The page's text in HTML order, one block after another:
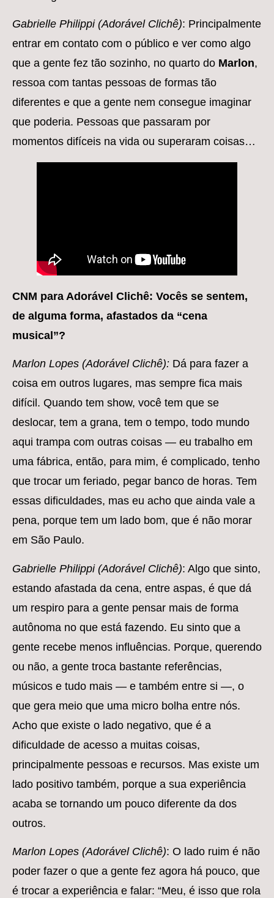
Gabrielle Philippi (Adorável Clichê): Principalmente
entrar em contato com o público e ver como algo
que a gente fez tão sozinho, no quarto do Marlon,
ressoa com tantas pessoas de formas tão
diferentes e que a gente nem consegue imaginar
que poderia. Pessoas que passaram por
momentos difíceis na vida ou superaram coisas…
­CNM para Adorável Clichê: Vocês se sentem,
de alguma forma, afastados da “cena
musical”?
Marlon Lopes (Adorável Clichê): Dá para fazer a
coisa em outros lugares, mas sempre fica mais
difícil. Quando tem show, você tem que se
deslocar, tem a grana, tem o tempo, todo mundo
aqui trampa com outras coisas — eu trabalho em
uma fábrica, então, para mim, é complicado, tenho
que trocar um feriado, pegar banco de horas. Tem
essas dificuldades, mas eu acho que ainda vale a
pena, porque tem um lado bom, que é não morar
em São Paulo.
Gabrielle Philippi (Adorável Clichê): Algo que sinto,
estando afastada da cena, entre aspas, é que dá
um respiro para a gente pensar mais de forma
autônoma no que está fazendo. Eu sinto que a
gente recebe menos influências. Porque, querendo
ou não, a gente troca bastante referências,
músicos e tudo mais — e também entre si —, o
que gera meio que uma micro bolha entre nós.
Acho que existe o lado negativo, que é a
dificuldade de acesso a muitas coisas,
principalmente pessoas e recursos. Mas existe um
lado positivo também, porque a sua experiência
acaba se tornando um pouco diferente da dos
outros.
Marlon Lopes (Adorável Clichê): O lado ruim é não
poder fazer o que a gente fez agora há pouco, que
é trocar a experiência e falar: “Meu, é isso que rola